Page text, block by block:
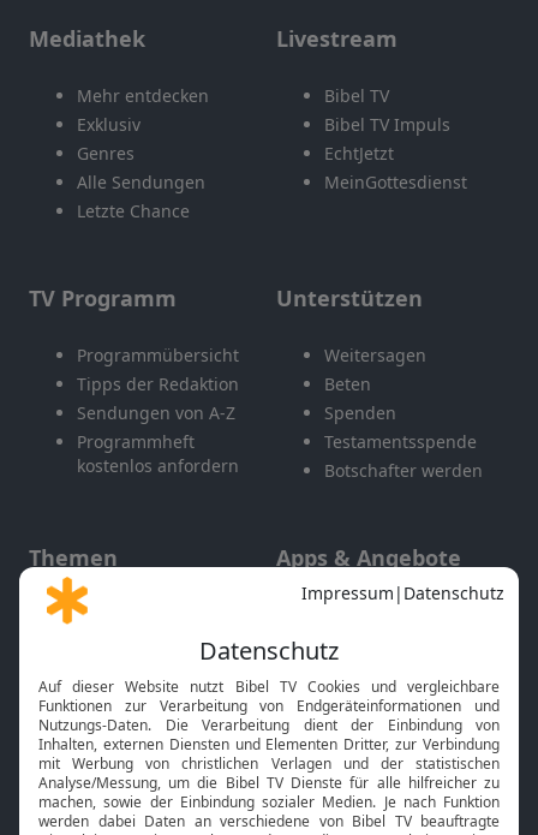
Mediathek
Mehr entdecken
Exklusiv
Genres
Alle Sendungen
Letzte Chance
Livestream
Bibel TV
Bibel TV Impuls
EchtJetzt
MeinGottesdienst
TV Programm
Programmübersicht
Tipps der Redaktion
Sendungen von A-Z
Programmheft
kostenlos anfordern
Unterstützen
Weitersagen
Beten
Spenden
Testamentsspende
Botschafter werden
Themen
Gott und Bibel erklärt
Neuigkeiten
Apps & Angebote
Mobile App
Smart TV
HbbTV
Bibelthek Online-Bibel
Nächster Gottesdienst